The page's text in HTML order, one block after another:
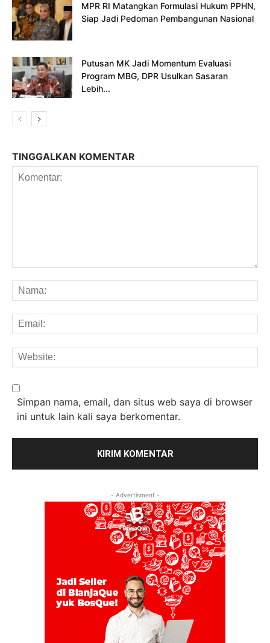
MPR RI Matangkan Formulasi Hukum PPHN,
Siap Jadi Pedoman Pembangunan Nasional
Putusan MK Jadi Momentum Evaluasi
Program MBG, DPR Usulkan Sasaran
Lebih...
TINGGALKAN KOMENTAR
Simpan nama, email, dan situs web saya di browser
ini untuk lain kali saya berkomentar.
- Advertisment -